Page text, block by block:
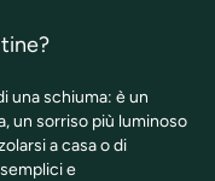
una schiuma: è un
un sorriso più luminoso
a casa o di
e